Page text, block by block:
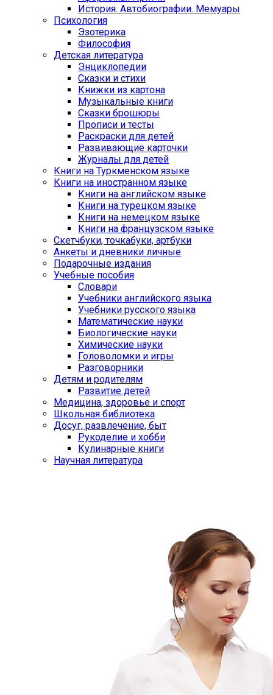
История. Автобиографии. Мемуары
Психология
Эзотерика
Философия
Детская литература
Энциклопедии
Сказки и стихи
Книжки из картона
Музыкальные книги
Сказки брошюры
Прописи и тесты
Раскраски для детей
Развивающие карточки
Журналы для детей
Книги на Туркменском языке
Книги на иностранном языке
Книги на английском языке
Книги на турецком языке
Книги на немецком языке
Книги на французском языке
Cкетчбуки, точкабуки, артбуки
Анкеты и дневники личные
Подарочные издания
Учебные пособия
Словари
Учебники английского языка
Учебники русского языка
Математические науки
Биологические науки
Химические науки
Головоломки и игры
Разговорники
Детям и родителям
Развитие детей
Медицина, здоровье и спорт
Школьная библиотека
Досуг, развлечение, быт
Рукоделие и хобби
Кулинарные книги
Научная литература